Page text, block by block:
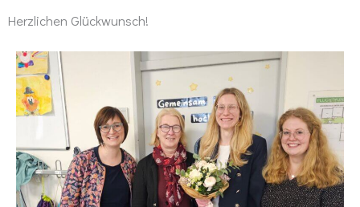
Herzlichen Glückwunsch!